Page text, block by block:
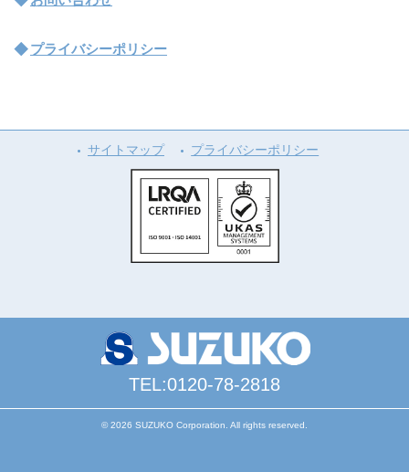
プライバシーポリシー
サイトマップ プライバシーポリシー
TEL:0120-78-2818
© 2026 SUZUKO Corporation. All rights reserved.